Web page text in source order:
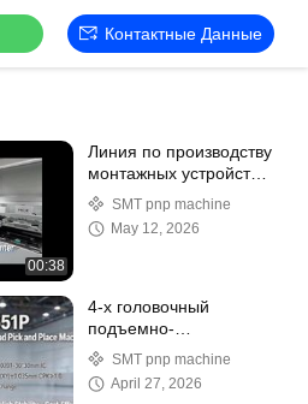
Контактные Данные
00:38
Линия по производству
монтажных устройств
SMT с магнитной
левитацией RS10
SMT pnp machine
May 12, 2026
4-х головочный
подъемно-
транспортный станок с
чугунной рамой CHM-
551P смешанного
SMT pnp machine
April 27, 2026